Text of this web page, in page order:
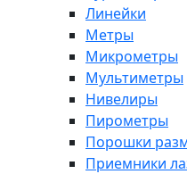
Линейки
Метры
Микрометры
Мультиметры
Нивелиры
Пирометры
Порошки
Приемники